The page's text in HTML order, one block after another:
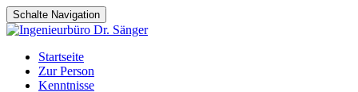
Schalte Navigation
Zum
Inhalt
springen
Startseite
Zur Person
Kenntnisse